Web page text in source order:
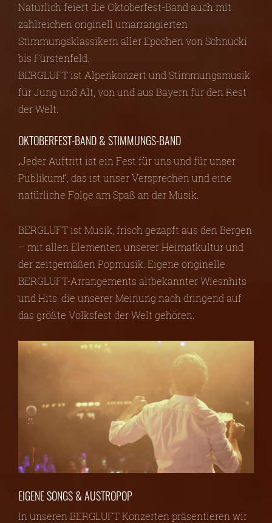
Natürlich feiert die Oktoberfest-Band auch mit
zahlreichen originell umarrangierten
Stimmungsklassikern aller Epochen von Schnucki
bis Fürstenfeld.
BERGLUFT ist Alpenkonzert und Stimmungsmusik
für Jung und Alt, von und aus Bayern für den Rest
der Welt.
OKTOBERFEST-BAND & STIMMUNGS-BAND
„Jeder Auftritt ist ein Fest für uns und für unser
Publikum!“, das ist unser Versprechen und eine
natürliche Folge am Spaß an der Musik.
BERGLUFT ist Musik, frisch gezapft aus den Bergen
– mit allen Elementen unserer Heimatkultur und
der zeitgemäßen Popmusik. Eigene originelle
BERGLUFT-Arrangements altbekannter Wiesnhits
und Hits, die unserer Meinung nach dringend auf
das größte Volksfest der Welt gehören.
EIGENE SONGS & AUSTROPOP
In unseren BERGLUFT Konzerten präsentieren wir